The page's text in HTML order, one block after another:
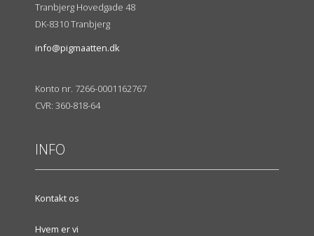
Tranbjerg Hovedgade 48
DK-8310 Tranbjerg
info@pigmaatten.dk
Konto nr. 7266-0001162767
CVR: 360-818-64
INFO
Kontakt os
Hvem er vi